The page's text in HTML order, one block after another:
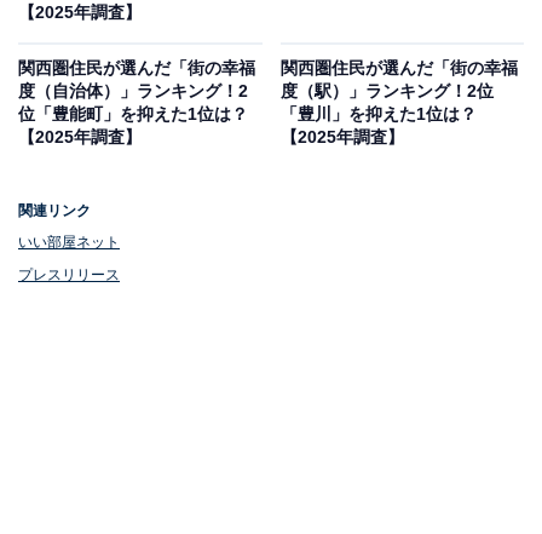
【2025年調査】
関西圏住民が選んだ「街の幸福
度（自治体）」ランキング！2
位「豊能町」を抑えた1位は？
【2025年調査】
関西圏住民が選んだ「街の幸福
度（駅）」ランキング！2位
「豊川」を抑えた1位は？
【2025年調査】
関連リンク
いい部屋ネット
プレスリリース